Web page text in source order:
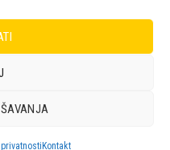
Kontakt